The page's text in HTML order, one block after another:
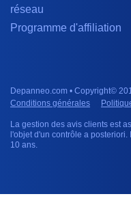
réseau
Programme d'affiliation
Depanneo.com • Copyright©
Conditions générales
La gestion des avis clients est
l'objet d'un contrôle a
10 ans.